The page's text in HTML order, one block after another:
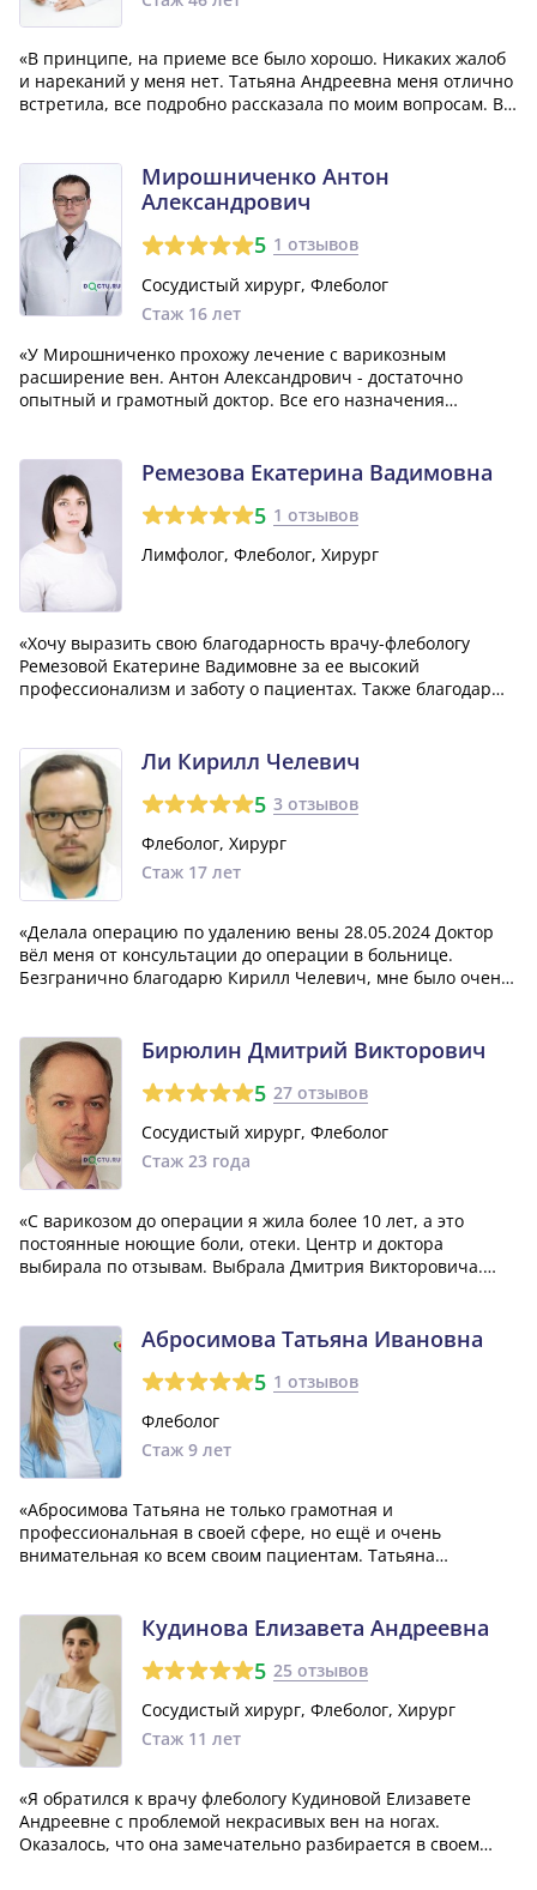
«В принципе, на приеме все было хорошо. Никаких жалоб
и нареканий у меня нет. Татьяна Андреевна меня отлично
встретила, все подробно рассказала по моим вопросам. В
соблюдаю не все рекомендац...»
Мирошниченко Антон
Александрович
5 1 отзывов
Сосудистый хирург, Флеболог
Стаж 16 лет
«У Мирошниченко прохожу лечение с варикозным
расширение вен. Антон Александрович - достаточно
опытный и грамотный доктор. Все его назначения
Ремезова Екатерина Вадимовна
5 1 отзывов
Лимфолог, Флеболог, Хирург
«Хочу выразить свою благодарность врачу-флебологу
Ремезовой Екатерине Вадимовне за ее высокий
профессионализм и заботу о пациентах. Также благодарю
нижних конечностей, рекомендую обращат...»
Ли Кирилл Челевич
5 3 отзывов
Флеболог, Хирург
Стаж 17 лет
«Делала операцию по удалению вены 28.05.2024 Доктор
вёл меня от консультации до операции в больнице.
Безгранично благодарю Кирилл Челевич, мне было очень
Бирюлин Дмитрий Викторович
5 27 отзывов
Сосудистый хирург, Флеболог
Стаж 23 года
«С варикозом до операции я жила более 10 лет, а это
постоянные ноющие боли, отеки. Центр и доктора
выбирала по отзывам. Выбрала Дмитрия Викторовича.
просто замечательно, я даже не дума...»
Абросимова Татьяна Ивановна
5 1 отзывов
Флеболог
Стаж 9 лет
«Абросимова Татьяна не только грамотная и
профессиональная в своей сфере, но ещё и очень
внимательная ко всем своим пациентам. Татьяна
благодарен ей за оказанную помощь и обязательно обр...»
Кудинова Елизавета Андреевна
5 25 отзывов
Сосудистый хирург, Флеболог, Хирург
Стаж 11 лет
«Я обратился к врачу флебологу Кудиновой Елизавете
Андреевне с проблемой некрасивых вен на ногах.
Оказалось, что она замечательно разбирается в своем